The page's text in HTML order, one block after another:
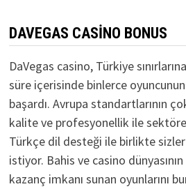
DAVEGAS CASINO BONUS
DaVegas casino, Türkiye
süre içerisinde binlerce
başardı. Avrupa standartlarının
kalite ve profesyonellik ile
Türkçe dil desteği ile birlikte
istiyor. Bahis ve casino
kazanç imkanı sunan oyunlarını